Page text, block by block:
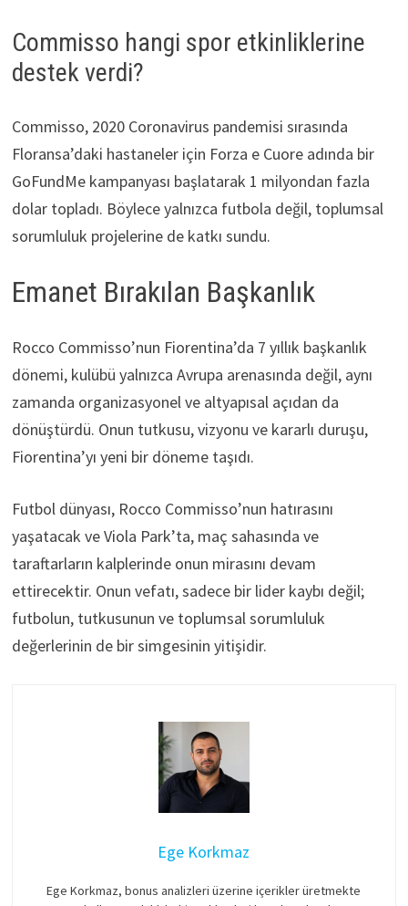
Commisso hangi spor etkinliklerine
destek verdi?
Commisso, 2020 Coronavirus pandemisi sırasında
Floransa’daki hastaneler için Forza e Cuore adında bir
GoFundMe kampanyası başlatarak 1 milyondan fazla
dolar topladı. Böylece yalnızca futbola değil, toplumsal
sorumluluk projelerine de katkı sundu.
Emanet Bırakılan Başkanlık
Rocco Commisso’nun Fiorentina’da 7 yıllık başkanlık
dönemi, kulübü yalnızca Avrupa arenasında değil, aynı
zamanda organizasyonel ve altyapısal açıdan da
dönüştürdü. Onun tutkusu, vizyonu ve kararlı duruşu,
Fiorentina’yı yeni bir döneme taşıdı.
Futbol dünyası, Rocco Commisso’nun hatırasını
yaşatacak ve Viola Park’ta, maç sahasında ve
taraftarların kalplerinde onun mirasını devam
ettirecektir. Onun vefatı, sadece bir lider kaybı değil;
futbolun, tutkusunun ve toplumsal sorumluluk
değerlerinin de bir simgesinin yitişidir.
Ege Korkmaz
Ege Korkmaz, bonus analizleri üzerine içerikler üretmekte